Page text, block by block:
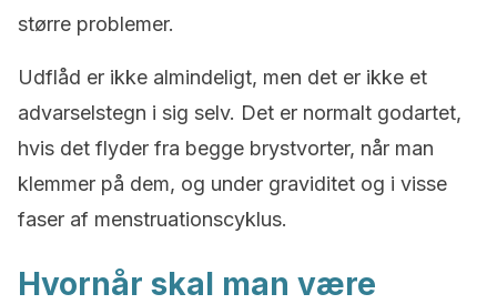
større problemer.
Udflåd er ikke almindeligt, men det er ikke et
advarselstegn i sig selv. Det er normalt godartet,
hvis det flyder fra begge brystvorter, når man
klemmer på dem, og under graviditet og i visse
faser af menstruationscyklus.
Hvornår skal man være